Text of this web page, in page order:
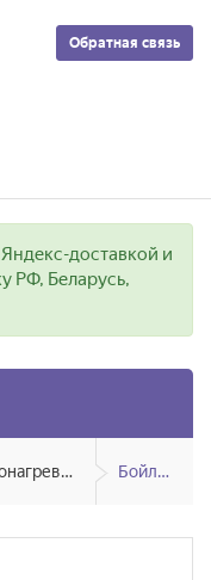
Обратная связь
доставкой и
РФ, Беларусь,
Запчасти к водонагревателям Бойлеры